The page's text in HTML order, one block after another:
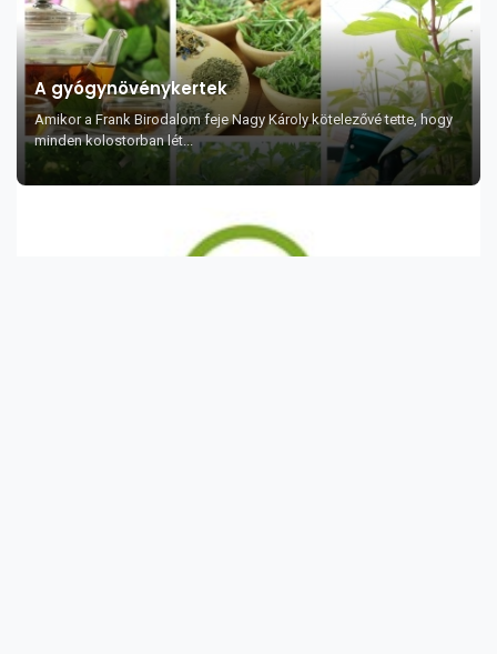
A gyógynövénykertek
Amikor a Frank Birodalom feje Nagy Károly kötelezővé tette, hogy
minden kolostorban lét...